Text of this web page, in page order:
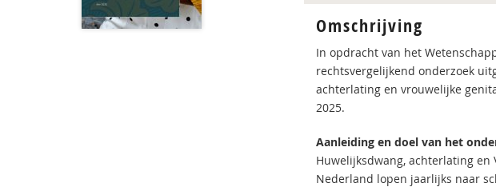
Omschrijving
In opdracht van het
rechtsvergelijkend onderzoek
achterlating en vrouwelijke
2025.
Aanleiding en doel van het
Huwelijksdwang, achterlating
Nederland lopen jaarlijks naar